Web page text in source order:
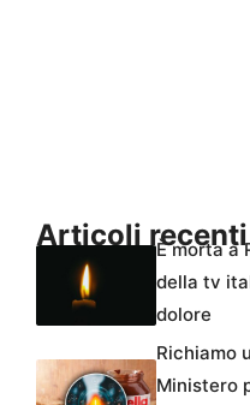
Articoli recenti
È morta a
della tv
dolore
Richiamo
Ministero